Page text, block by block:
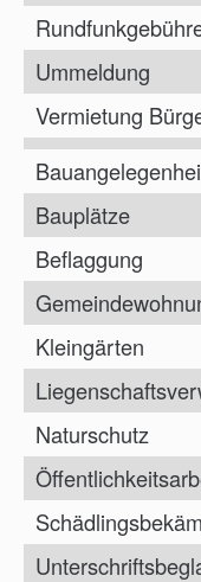
Ummeldung
Vermietung
Bauplätze
Beflaggung
Kleingärten
Naturschutz